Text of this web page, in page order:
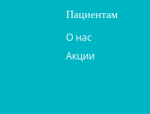
Пациентам
О нас
Акции